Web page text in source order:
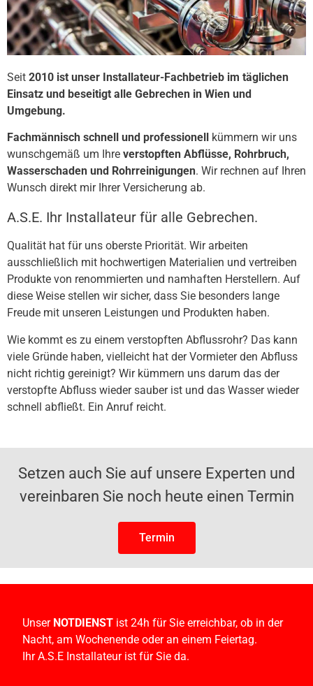
Seit 2010 ist unser Installateur-Fachbetrieb im täglichen
Einsatz und beseitigt alle Gebrechen in Wien und
Umgebung.
Fachmännisch schnell und professionell
kümmern wir uns
wunschgemäß um Ihre verstopften Abflüsse, Rohrbruch,
Wasserschaden und Rohrreinigungen. Wir rechnen auf Ihren
Wunsch direkt mir Ihrer Versicherung ab.
A.S.E. Ihr Installateur für alle Gebrechen.
Qualität hat für uns oberste Priorität. Wir arbeiten
ausschließlich mit hochwertigen Materialien und vertreiben
Produkte von renommierten und namhaften Herstellern. Auf
diese Weise stellen wir sicher, dass Sie besonders lange
Freude mit unseren Leistungen und Produkten haben.
Wie kommt es zu einem verstopften Abflussrohr? Das kann
viele Gründe haben, vielleicht hat der Vormieter den Abfluss
nicht richtig gereinigt? Wir kümmern uns darum das der
verstopfte Abfluss wieder sauber ist und das Wasser wieder
schnell abfließt. Ein Anruf reicht.
Setzen auch Sie auf unsere Experten und
vereinbaren Sie noch heute einen Termin
Termin
Unser NOTDIENST ist 24h für Sie erreichbar, ob in der
Nacht, am Wochenende oder an einem Feiertag.
Ihr A.S.E Installateur ist für Sie da.